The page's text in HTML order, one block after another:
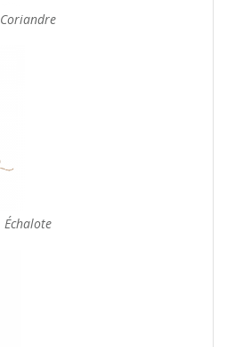
Coriandre
Échalote